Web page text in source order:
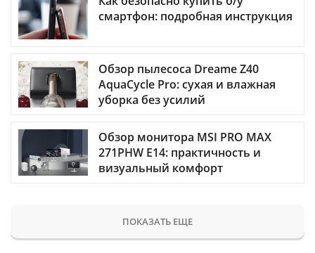
смартфон: подробная инструкция
Обзор пылесоса Dreame Z40
AquaCycle Pro: сухая и влажная
уборка без усилий
Обзор монитора MSI PRO MAX
271PHW E14: практичность и
визуальный комфорт
ПОКАЗАТЬ ЕЩЕ